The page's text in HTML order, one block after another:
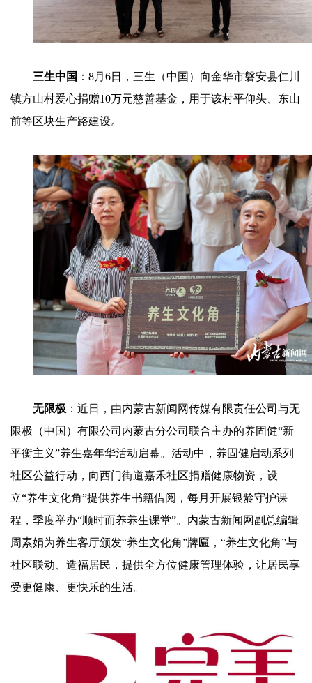
三生中国 ：8月6日，三生（中国）向金华市磐安县仁川
镇方山村爱心捐赠10万元慈善基金，用于该村平仰头、东山
前等区块生产路建设。
无限极 ：近日，由内蒙古新闻网传媒有限责任公司与无
限极（中国）有限公司内蒙古分公司联合主办的养固健“新
平衡主义”养生嘉年华活动启幕。活动中，养固健启动系列
社区公益行动，向西门街道嘉禾社区捐赠健康物资，设
立“养生文化角”提供养生书籍借阅，每月开展银龄守护课
程，季度举办“顺时而养养生课堂”。内蒙古新闻网副总编辑
周素娟为养生客厅颁发“养生文化角”牌匾，“养生文化角”与
社区联动、造福居民，提供全方位健康管理体验，让居民享
受更健康、更快乐的生活。